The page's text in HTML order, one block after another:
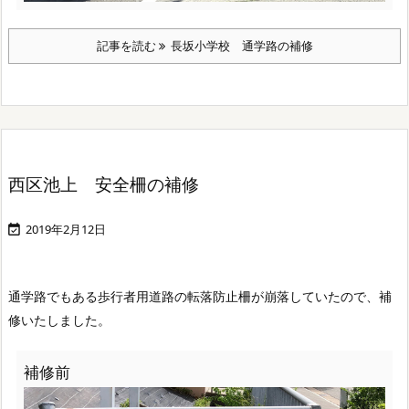
記事を読む 長坂小学校 通学路の補修
西区池上 安全柵の補修
 2019年2月12日
通学路でもある歩行者用道路の転落防止柵が崩落していたので、補
修いたしました。
補修前